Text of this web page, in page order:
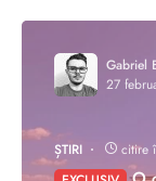
Gabriel
27
ȘTIRI
citire